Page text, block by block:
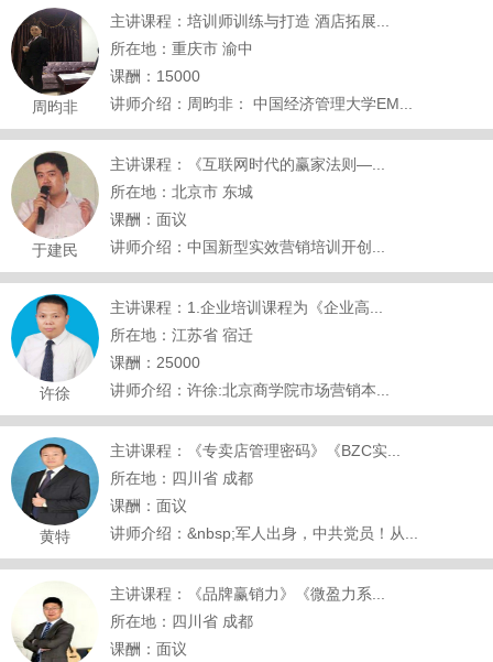
周昀非
主讲课程：培训师训练与打造 酒店拓展...
所在地：重庆市 渝中
课酬：15000
讲师介绍：周昀非： 中国经济管理大学EM...
于建民
主讲课程：《互联网时代的赢家法则—...
所在地：北京市 东城
课酬：面议
讲师介绍：中国新型实效营销培训开创...
许徐
主讲课程：1.企业培训课程为《企业高...
所在地：江苏省 宿迁
课酬：25000
讲师介绍：许徐:北京商学院市场营销本...
黄特
主讲课程：《专卖店管理密码》《BZC实...
所在地：四川省 成都
课酬：面议
讲师介绍：&nbsp;军人出身，中共党员！从...
主讲课程：《品牌赢销力》《微盈力系...
所在地：四川省 成都
课酬：面议